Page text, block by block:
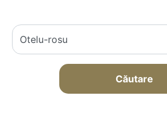
Căutare